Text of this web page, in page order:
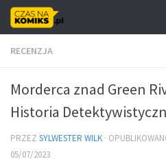
Skip to content
RECENZJA
Morderca znad Green
Historia
PRZEZ SYLWESTER WILK ·
05/07/2023